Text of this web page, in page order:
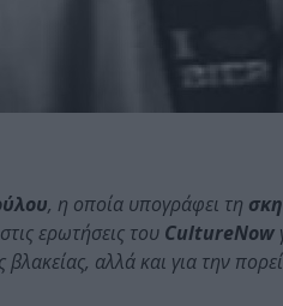
, η οποία υπογράφει τη
ερωτήσεις του CultureNow
αλλά και για την